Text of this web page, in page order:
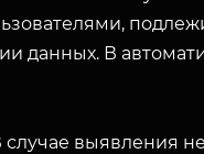
данных. В
выявления